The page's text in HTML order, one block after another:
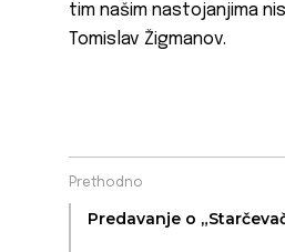
tim našim nastojanjima
Tomislav Žigmanov.
Prethodno
Predavanje o